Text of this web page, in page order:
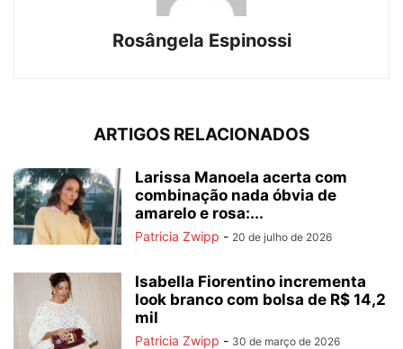
Rosângela Espinossi
ARTIGOS RELACIONADOS
Larissa Manoela acerta com
combinação nada óbvia de
amarelo e rosa:...
Patricia Zwipp - 20 de julho de 2026
Isabella Fiorentino incrementa
look branco com bolsa de R$ 14,2
mil
Patricia Zwipp - 30 de março de 2026